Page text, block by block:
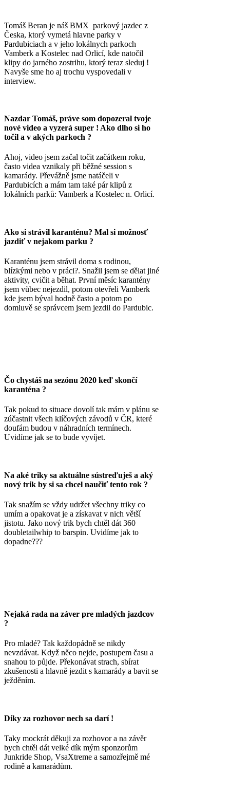
Tomáš Beran je náš BMX parkový jazdec z
Česka, ktorý vymetá hlavne parky v
Pardubiciach a v jeho lokálnych parkoch
Vamberk a Kostelec nad Orlicí, kde natočil
klipy do jarného zostrihu, ktorý teraz sleduj !
Navyše sme ho aj trochu vyspovedali v
interview.
Nazdar Tomáš, práve som dopozeral tvoje
nové video a vyzerá super ! Ako dlho si ho
točil a v akých parkoch ?
Ahoj, video jsem začal točit začátkem roku,
často videa vznikaly při běžné session s
kamarády. Převážně jsme natáčeli v
Pardubicích a mám tam také pár klipů z
lokálních parků: Vamberk a Kostelec n. Orlicí.
Ako si strávil karanténu? Mal si možnosť
jazdiť v nejakom parku ?
Karanténu jsem strávil doma s rodinou,
blízkými nebo v práci?. Snažil jsem se dělat jiné
aktivity, cvičit a běhat. První měsíc karantény
jsem vůbec nejezdil, potom otevřeli Vamberk
kde jsem býval hodně často a potom po
domluvě se správcem jsem jezdil do Pardubic.
Čo chystáš na sezónu 2020 keď skončí
karanténa ?
Tak pokud to situace dovolí tak mám v plánu se
zúčastnit všech klíčových závodů v ČR, které
doufám budou v náhradních termínech.
Uvidíme jak se to bude vyvíjet.
Na aké triky sa aktuálne sústreďuješ a aký
nový trik by si sa chcel naučiť tento rok ?
Tak snažím se vždy udržet všechny triky co
umím a opakovat je a získavat v nich větší
jistotu. Jako nový trik bych chtěl dát 360
doubletailwhip to barspin. Uvidíme jak to
dopadne???
Nejaká rada na záver pre mladých jazdcov
?
Pro mladé? Tak každopádně se nikdy
nevzdávat. Když něco nejde, postupem času a
snahou to půjde. Překonávat strach, sbírat
zkušenosti a hlavně jezdit s kamarády a bavit se
ježděním.
Diky za rozhovor nech sa darí !
Taky mockrát děkuji za rozhovor a na závěr
bych chtěl dát velké dík mým sponzorům
Junkride Shop, VsaXtreme a samozřejmě mé
rodině a kamarádům.